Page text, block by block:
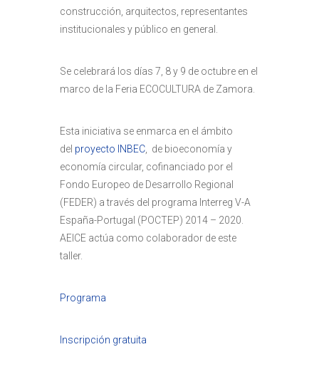
construcción, arquitectos, representantes
institucionales y público en general.
Se celebrará los días 7, 8 y 9 de octubre en el
marco de la Feria ECOCULTURA de Zamora.
Esta iniciativa se enmarca en el ámbito
del proyecto INBEC , de bioeconomía y
economía circular, cofinanciado por el
Fondo Europeo de Desarrollo Regional
(FEDER) a través del programa Interreg V-A
España-Portugal (POCTEP) 2014 – 2020.
AEICE actúa como colaborador de este
taller.
Programa
Inscripción gratuita